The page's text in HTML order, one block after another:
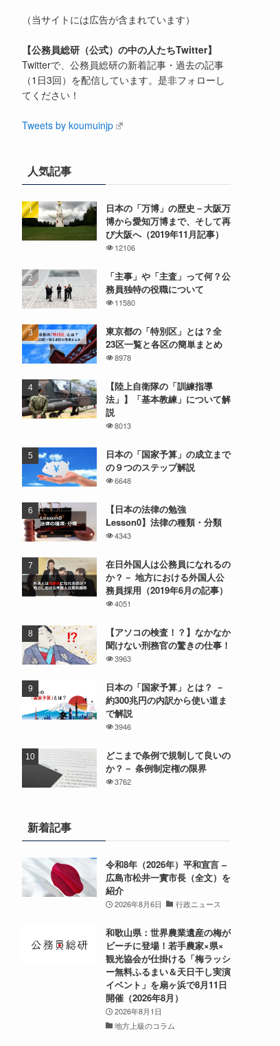
（当サイトには広告が含まれています）
【公務員総研（公式）の中の人たちTwitter】
Twitterで、公務員総研の新着記事・過去の記事
（1日3回）を配信しています。是非フォローし
てください！
Tweets by koumuinjp
人気記事
日本の「万博」の歴史－大阪万
博から愛知万博まで、そして再
び大阪へ（2019年11月記事）
12106
「主事」や「主査」って何？公
務員独特の役職について
11580
東京都の「特別区」とは？全
23区一覧と各区の簡単まとめ
8978
【陸上自衛隊の「訓練指導
法」】「基本教練」について解
説
8013
日本の「国家予算」の成立まで
の９つのステップ解説
6648
【日本の法律の勉強
Lesson0】法律の種類・分類
4343
在日外国人は公務員になれるの
か？－ 地方における外国人公
務員採用（2019年6月の記事）
4051
【アソコの検査！？】なかなか
聞けない刑務官の驚きの仕事！
3963
日本の「国家予算」とは？ －
約300兆円の内訳から使い道ま
で解説
3946
どこまで条例で規制して良いの
か？－ 条例制定権の限界
3762
新着記事
令和8年（2026年）平和宣言 –
広島市松井一實市長（全文）を
紹介
2026年8月6日 行政ニュース
和歌山県：世界農業遺産の梅が
ビーチに登場！若手農家×県×
観光協会が仕掛ける「梅ラッシ
ー無料ふるまい＆天日干し実演
イベント」を扇ヶ浜で8月11日
開催（2026年8月）
2026年8月1日
地方上級のコラム